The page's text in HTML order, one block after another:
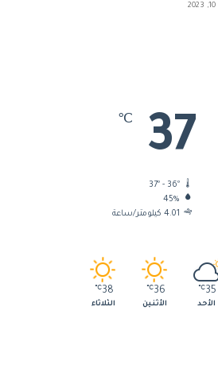
37
℃
37º - 36º
45%
4.01 كيلومتر/ساعة
35
℃
الأحد
36
℃
الأثنين
38
℃
الثلاثاء